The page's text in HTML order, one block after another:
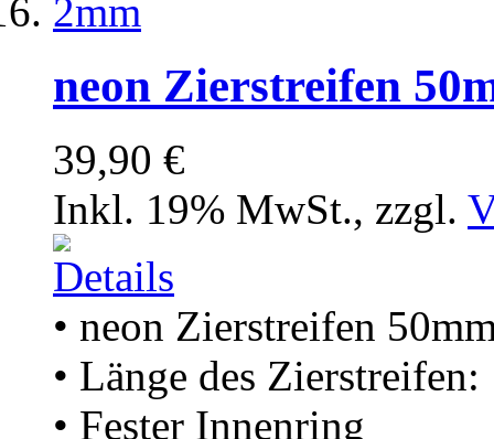
neon Zierstreifen
39,90 €
Inkl. 19% MwSt., zzgl.
• neon Zierstreifen
• Länge des Zierstreifen:
• Fester Innenring